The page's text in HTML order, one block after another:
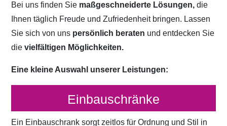
Bei uns finden Sie maßgeschneiderte Lösungen, die
Ihnen täglich Freude und Zufriedenheit bringen. Lassen
Sie sich von uns persönlich beraten und entdecken Sie
dievielfältigen Möglichkeiten.
Eine kleine Auswahl unserer Leistungen:
Einbauschränke
Ein Einbauschrank sorgt zeitlos für Ordnung und Stil in